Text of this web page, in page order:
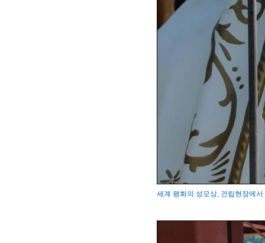
세계 평화의 성모상, 건립현장에